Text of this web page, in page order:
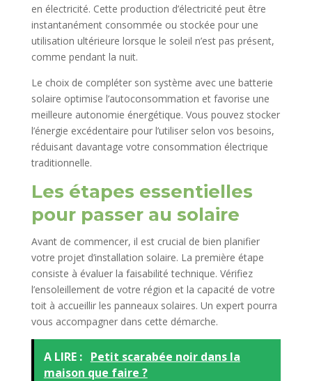
en électricité. Cette production d’électricité peut être
instantanément consommée ou stockée pour une
utilisation ultérieure lorsque le soleil n’est pas présent,
comme pendant la nuit.
Le choix de compléter son système avec une batterie
solaire optimise l’autoconsommation et favorise une
meilleure autonomie énergétique. Vous pouvez stocker
l’énergie excédentaire pour l’utiliser selon vos besoins,
réduisant davantage votre consommation électrique
traditionnelle.
Les étapes essentielles
pour passer au solaire
Avant de commencer, il est crucial de bien planifier
votre projet d’installation solaire. La première étape
consiste à évaluer la faisabilité technique. Vérifiez
l’ensoleillement de votre région et la capacité de votre
toit à accueillir les panneaux solaires. Un expert pourra
vous accompagner dans cette démarche.
A LIRE : Petit scarabée noir dans la
maison que faire ?